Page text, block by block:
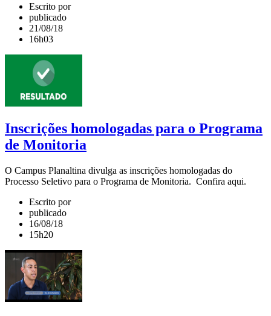
Escrito por
publicado
21/08/18
16h03
Inscrições homologadas para o Programa
de Monitoria
O Campus Planaltina divulga as inscrições homologadas do
Processo Seletivo para o Programa de Monitoria. Confira aqui.
Escrito por
publicado
16/08/18
15h20